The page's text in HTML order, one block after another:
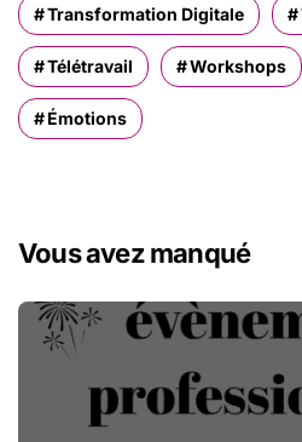
Transformation Digitale
Télétravail Workshops
Émotions
Vous avez manqué